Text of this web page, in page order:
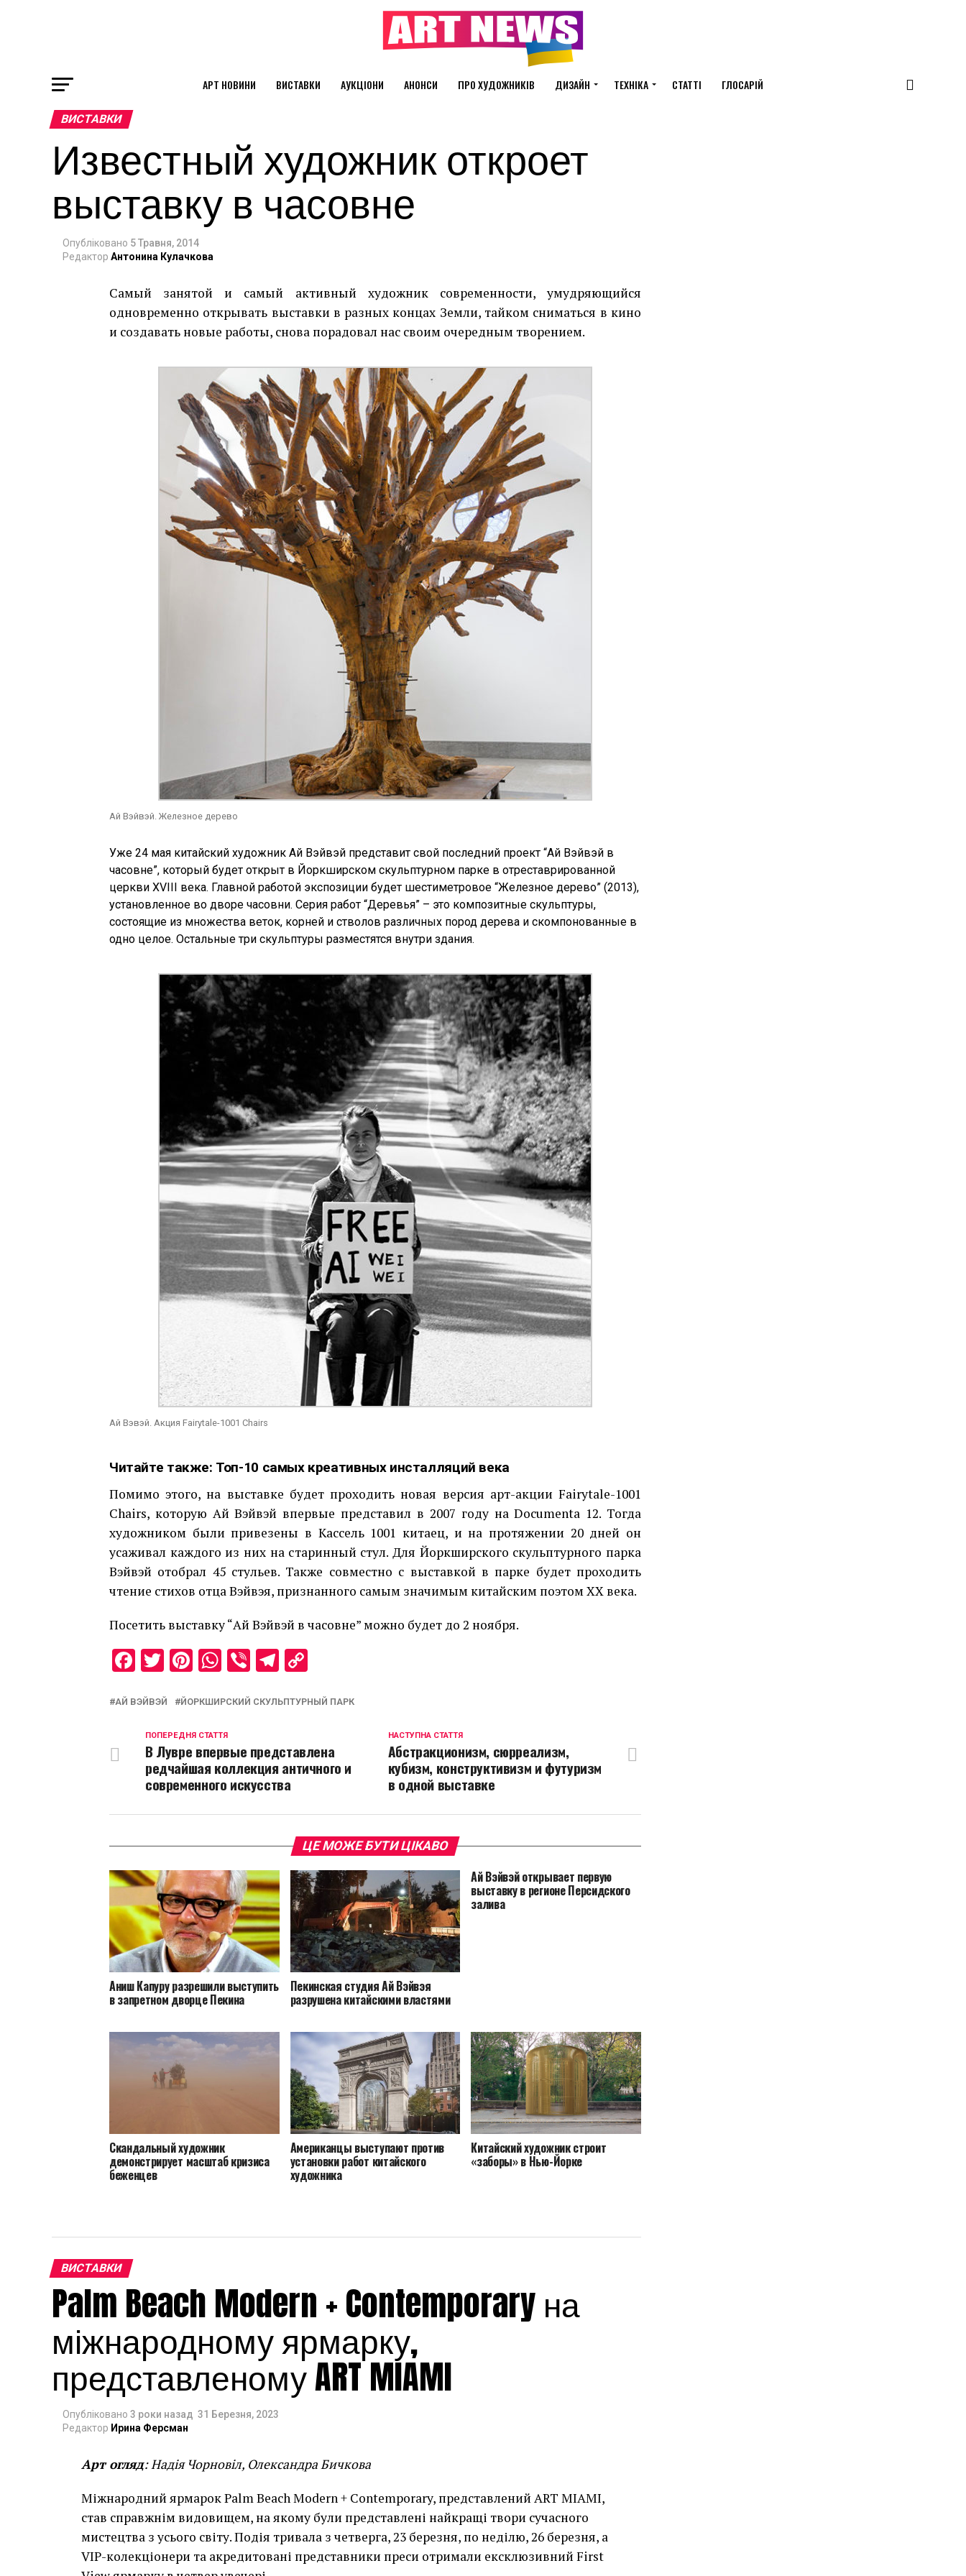
АРТ НОВИНИ ВИСТАВКИ АУКЦІОНИ АНОНСИ ПРО ХУДОЖНИКІВ ДИЗАЙН ТЕХНІКА СТАТТІ ГЛОСАРІЙ
ВИСТАВКИ
Известный художник откроет
выставку в часовне
Опубліковано 5 Травня, 2014
Редактор Антонина Кулачкова
Самый занятой и самый активный художник современности, умудряющийся
одновременно открывать выставки в разных концах Земли, тайком сниматься в кино
и создавать новые работы, снова порадовал нас своим очередным творением.
Ай Вэйвэй. Железное дерево
Уже 24 мая китайский художник Ай Вэйвэй представит свой последний проект “Ай Вэйвэй в
часовне”, который будет открыт в Йоркширском скульптурном парке в отреставрированной
церкви XVIII века. Главной работой экспозиции будет шестиметровое “Железное дерево” (2013),
установленное во дворе часовни. Серия работ “Деревья” – это композитные скульптуры,
состоящие из множества веток, корней и стволов различных пород дерева и скомпонованные в
одно целое. Остальные три скульптуры разместятся внутри здания.
Ай Вэвэй. Акция Fairytale-1001 Chairs
Читайте также: Топ-10 самых креативных инсталляций века
Помимо этого, на выставке будет проходить новая версия арт-акции Fairytale-1001
Chairs, которую Ай Вэйвэй впервые представил в 2007 году на Documenta 12. Тогда
художником были привезены в Кассель 1001 китаец, и на протяжении 20 дней он
усаживал каждого из них на старинный стул. Для Йоркширского скульптурного парка
Вэйвэй отобрал 45 стульев. Также совместно с выставкой в парке будет проходить
чтение стихов отца Вэйвэя, признанного самым значимым китайским поэтом XX века.
Посетить выставку “Ай Вэйвэй в часовне” можно будет до 2 ноября.
Facebook
Twitter
Pinterest
WhatsApp
ViberTelegram
АЙ ВЭЙВЭЙ ЙОРКШИРСКИЙ СКУЛЬПТУРНЫЙ ПАРК
НАСТУПНА СТАТТЯ
Абстракционизм, сюрреализм,
кубизм, конструктивизм и футуризм
в одной выставке
ПОПЕРЕДНЯ СТАТТЯ
В Лувре впервые представлена
редчайшая коллекция античного и
современного искусства
ЦЕ МОЖЕ БУТИ ЦІКАВО
Аниш Капуру разрешили выступить
в запретном дворце Пекина
Пекинская студия Ай Вэйвэя
разрушена китайскими властями
Ай Вэйвэй открывает первую
выставку в регионе Персидского
залива
Скандальный художник
демонстрирует масштаб кризиса
беженцев
Американцы выступают против
установки работ китайского
художника
Китайский художник строит
«заборы» в Нью-Йорке
ВИСТАВКИ
Palm Beach Modern + Contemporary на
міжнародному ярмарку,
представленому ART MIAMI
Опубліковано 3 роки назад 31 Березня, 2023
Редактор Ирина Ферсман
Арт огляд: Надія Чорновіл, Олександра Бичкова
Міжнародний ярмарок Palm Beach Modern + Contemporary, представлений ART MIAMI,
став справжнім видовищем, на якому були представлені найкращі твори сучасного
мистецтва з усього світу. Подія тривала з четверга, 23 березня, по неділю, 26 березня, а
VIP-колекціонери та акредитовані представники преси отримали ексклюзивний First